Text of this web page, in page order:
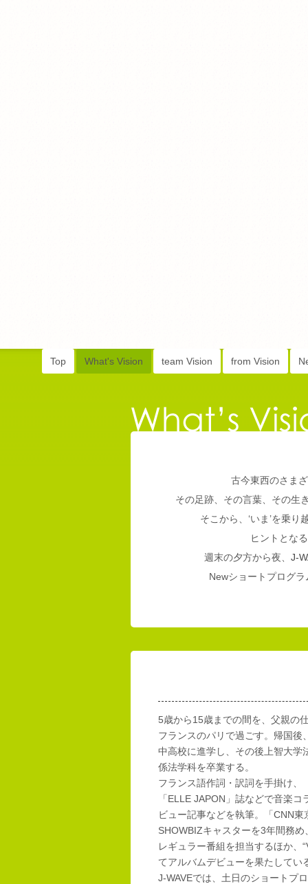
Top What's Vision team Vision from Vision
古今東西のさま
その足跡、その言葉、その生
そこから、‘いま’を乗
ヒントとな
週末の夕方から夜、 J-
Newショートプログ
5歳から15歳までの間を、父親の
フランスのパリで過ごす。帰国後
中高校に進学し、その後上智大学
係法学科を卒業する。
フランス語作詞・訳詞を手掛け、
「ELLE JAPON」誌などで音楽コ
ビュー記事などを執筆。「CNN東
SHOWBIZキャスターを3年間務め
レギュラー番組を担当するほか、
てアルバムデビューを果たしてい
J-WAVEでは、土日のショートプ